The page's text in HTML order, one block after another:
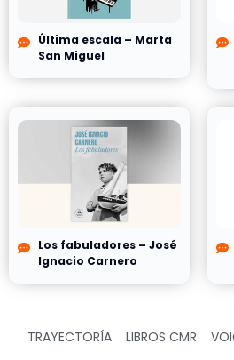
Última escala – Marta
San Miguel
Los fabuladores – José
Ignacio Carnero
TRAYECTORÍA LIBROS CMR